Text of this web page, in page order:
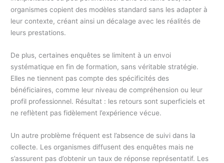
organismes copient des modèles standard sans les adapter à
leur contexte, créant ainsi un décalage avec les réalités de
leurs prestations.
De plus, certaines enquêtes se limitent à un envoi
systématique en fin de formation, sans véritable stratégie.
Elles ne tiennent pas compte des spécificités des
bénéficiaires, comme leur niveau de compréhension ou leur
profil professionnel. Résultat : les retours sont superficiels et
ne reflètent pas fidèlement l’expérience vécue.
Un autre problème fréquent est l’absence de suivi dans la
collecte. Les organismes diffusent des enquêtes mais ne
s’assurent pas d’obtenir un taux de réponse représentatif. Les